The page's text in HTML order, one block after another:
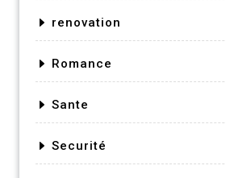
renovation
Romance
Sante
Securité